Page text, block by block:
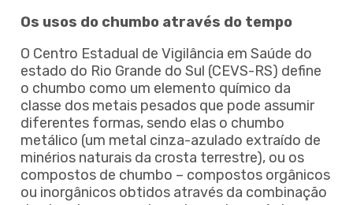
Os usos do chumbo através do tempo
O Centro Estadual de Vigilância em Saúde do
estado do Rio Grande do Sul (CEVS-RS) define
o chumbo como um elemento químico da
classe dos metais pesados que pode assumir
diferentes formas, sendo elas o chumbo
metálico (um metal cinza-azulado extraído de
minérios naturais da crosta terrestre), ou os
compostos de chumbo – compostos orgânicos
ou inorgânicos obtidos através da combinação